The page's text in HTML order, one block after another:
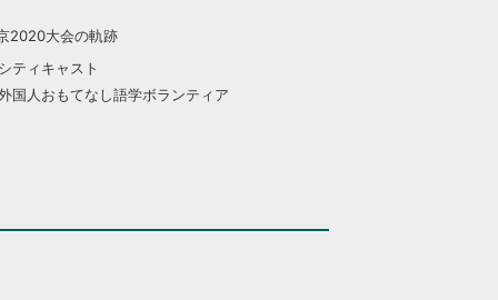
2020大会の軌跡
シティキャスト
国人おもてなし語学ボランティア